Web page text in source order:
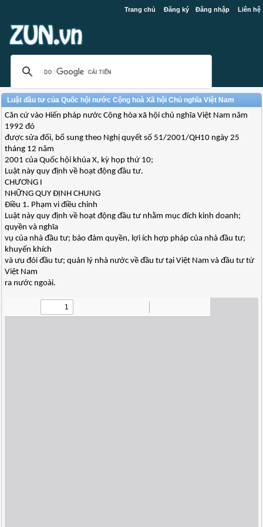
Trang chủ Đăng ký Đăng nhập Liên hệ
Luật đầu tư của Quốc hội nước Cộng hoà Xã hội Chủ nghĩa Việt Nam
Căn cứ vào Hiến pháp nước Cộng hòa xã hội chủ nghĩa Việt Nam năm
1992 đó
được sửa đổi, bổ sung theo Nghị quyết số 51/2001/QH10 ngày 25
tháng 12 năm
2001 của Quốc hội khúa X, kỳ họp thứ 10;
Luật này quy định về hoạt động đầu tư.
CHƯƠNG I
NHỮNG QUY ĐỊNH CHUNG
Điều 1. Phạm vi điều chỉnh
Luật này quy định về hoạt động đầu tư nhằm mục đích kinh doanh;
quyền và nghĩa
vụ của nhà đầu tư; bảo đảm quyền, lợi ích hợp pháp của nhà đầu tư;
khuyến khích
và ưu đói đầu tư; quản lý nhà nước về đầu tư tại Việt Nam và đầu tư từ
Việt Nam
ra nước ngoài.